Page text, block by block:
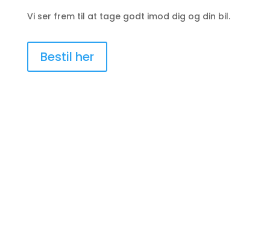
Vi ser frem til at tage godt imod dig og din bil.
Bestil her